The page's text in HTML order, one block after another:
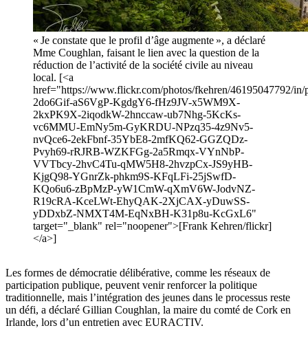
« Je constate que le profil d’âge augmente », a déclaré
Mme Coughlan, faisant le lien avec la question de la
réduction de l’activité de la société civile au niveau
local. [<a
href="https://www.flickr.com/photos/fkehren/46195047792/in/
2do6Gif-aS6VgP-KgdgY6-fHz9JV-x5WM9X-
2kxPK9X-2iqodkW-2hnccaw-ub7Nhg-5KcKs-
vc6MMU-EmNy5m-GyKRDU-NPzq35-4z9Nv5-
nvQce6-2ekFbnf-35YbE8-2mfKQ62-GGZQDz-
Pvyh69-rRJRB-WZKFGg-2a5Rmqx-VYnNbP-
VVTbcy-2hvC4Tu-qMW5H8-2hvzpCx-JS9yHB-
KjgQ98-YGnrZk-phkm9S-KFqLFi-25jSwfD-
KQo6u6-zBpMzP-yW1CmW-qXmV6W-JodvNZ-
R19cRA-KceLWt-EhyQAK-2XjCAX-yDuwSS-
yDDxbZ-NMXT4M-EqNxBH-K31p8u-KcGxL6"
target="_blank" rel="noopener">[Frank Kehren/flickr]
</a>]
Les formes de démocratie délibérative, comme les réseaux de
participation publique, peuvent venir renforcer la politique
traditionnelle, mais l’intégration des jeunes dans le processus reste
un défi, a déclaré Gillian Coughlan, la maire du comté de Cork en
Irlande, lors d’un entretien avec EURACTIV.